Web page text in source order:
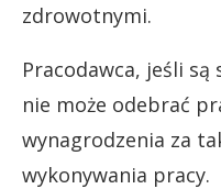
zdrowotnymi.
Pracodawca, jeśli
nie może odebrać
wynagrodzenia za
wykonywania pracy.